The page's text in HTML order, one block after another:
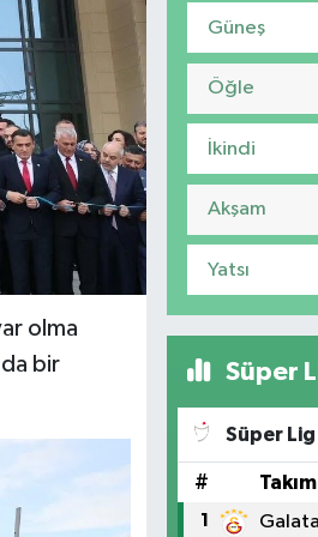
olma
da bir
Güneş
Öğle
İkindi
Akşam
Yatsı
Süper
Süper Lig
# Takım
1